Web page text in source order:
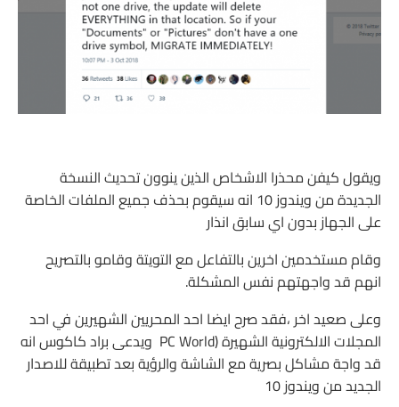
ويقول كيفن محذرا الاشخاص الذين ينوون تحديث النسخة
الجديدة من ويندوز 10 انه سيقوم بحذف جميع الملفات الخاصة
على الجهاز بدون اي سابق انذار
وقام مستخدمين اخرين بالتفاعل مع التويتة وقامو بالتصريح
انهم قد واجهتهم نفس المشكلة.
وعلى صعيد اخر ،فقد صرح ايضا احد المحريين الشهيرين في احد
المجلات الالكترونية الشهيرة (PC World ويدعى براد كاكوس انه
قد واجة مشاكل بصرية مع الشاشة والرؤية بعد تطبيقة للاصدار
الجديد من ويندوز 10